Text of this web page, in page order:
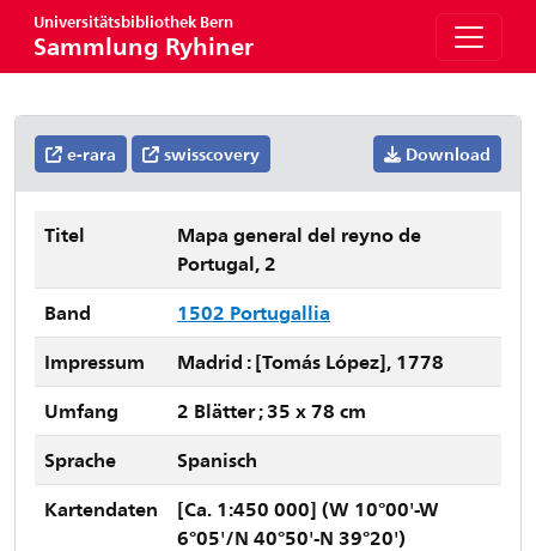
Universitätsbibliothek Bern
Sammlung Ryhiner
e-rara swisscovery Download
Titel
Mapa general del reyno de
Portugal, 2
Band
1502 Portugallia
Impressum
Madrid : [Tomás López], 1778
Umfang
2 Blätter ; 35 x 78 cm
Sprache
Spanisch
Kartendaten
[Ca. 1:450 000] (W 10°00'-W
6°05'/N 40°50'-N 39°20')